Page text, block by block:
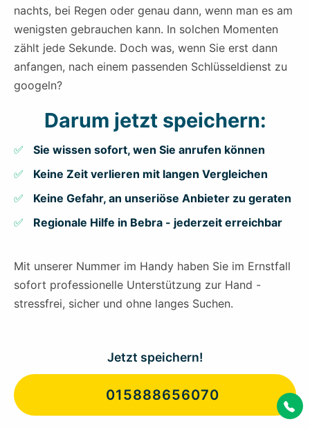
nachts, bei Regen oder genau dann, wenn man es am
wenigsten gebrauchen kann. In solchen Momenten
zählt jede Sekunde. Doch was, wenn Sie erst dann
anfangen, nach einem passenden Schlüsseldienst zu
googeln?
Darum jetzt speichern:
Sie wissen sofort, wen Sie anrufen können
Keine Zeit verlieren mit langen Vergleichen
Keine Gefahr, an unseriöse Anbieter zu geraten
Regionale Hilfe in Bebra - jederzeit erreichbar
Mit unserer Nummer im Handy haben Sie im Ernstfall
sofort professionelle Unterstützung zur Hand -
stressfrei, sicher und ohne langes Suchen.
Jetzt speichern!
015888656070